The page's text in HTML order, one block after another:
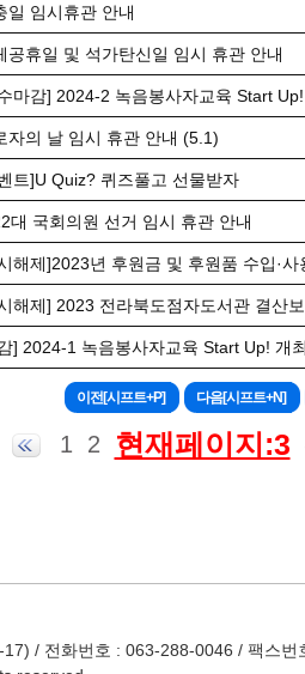
일 임시휴관 안내
공휴일 및 석가탄신일 임시 휴관 안내
마감] 2024-2 녹음봉사자교육 Start
자의 날 임시 휴관 안내 (5.1)
트]U Quiz? 퀴즈풀고 선물받자
대 국회의원 선거 임시 휴관 안내
해제]2023년 후원금 및 후원품 수입·사
해제] 2023 전라북도점자도서관 결산
] 2024-1 녹음봉사자교육 Start Up! 개
1 2 현재페이지:3
/ 전화번호 : 063-288-0046 / 팩스